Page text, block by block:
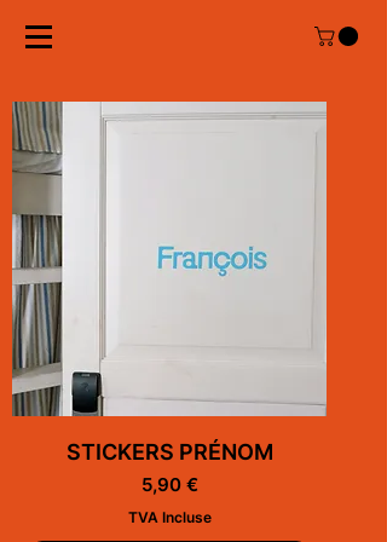
STICKERS PRÉNOM
Prix
5,90 €
TVA Incluse